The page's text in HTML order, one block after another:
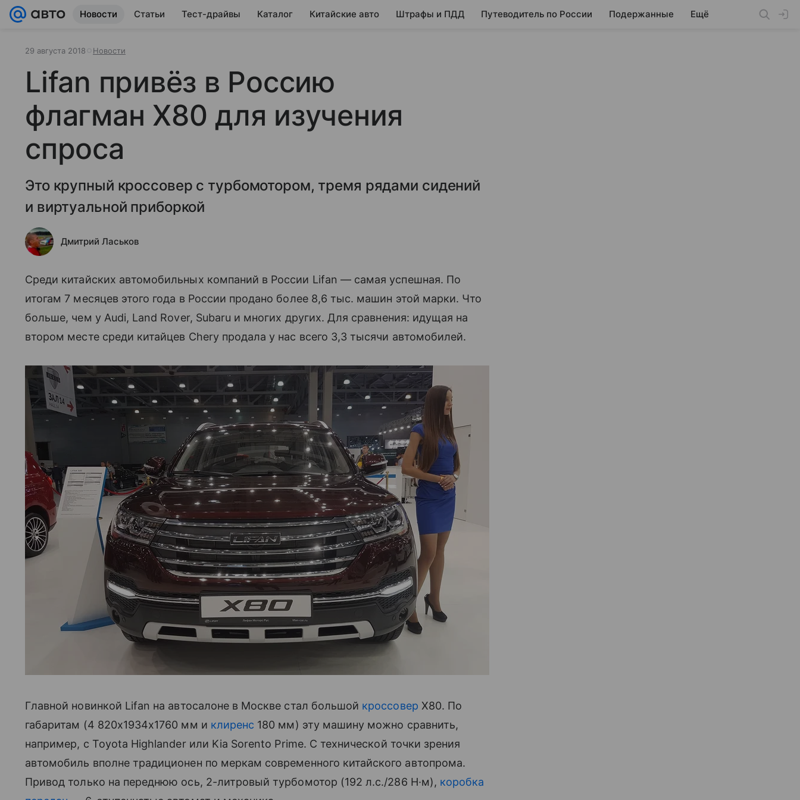
Новости Статьи Тест-драйвы Каталог Китайские авто Штрафы и ПДД Путеводитель по России Подержанные Ещё
29 августа 2018 Новости
Lifan привёз в Россию
флагман X80 для изучения
спроса
Это крупный кроссовер с турбомотором, тремя рядами сидений
и виртуальной приборкой
Дмитрий Ласьков
Среди китайских автомобильных компаний в России Lifan — самая успешная. По
итогам 7 месяцев этого года в России продано более 8,6 тыс. машин этой марки. Что
больше, чем у Audi, Land Rover, Subaru и многих других. Для сравнения: идущая на
втором месте среди китайцев Chery продала у нас всего 3,3 тысячи автомобилей.
Главной новинкой Lifan на автосалоне в Москве стал большой кроссовер X80. По
габаритам (4 820x1934x1760 мм и клиренс 180 мм) эту машину можно сравнить,
например, с Toyota Highlander или Kia Sorento Prime. С технической точки зрения
автомобиль вполне традиционен по меркам современного китайского автопрома.
Привод только на переднюю ось, 2-литровый турбомотор (192 л.с./286 Н·м), коробка